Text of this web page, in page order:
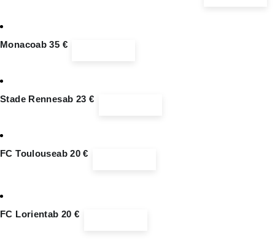
Monacoab 35 €
Stade Rennesab 23 €
FC Toulouseab 20 €
FC Lorientab 20 €